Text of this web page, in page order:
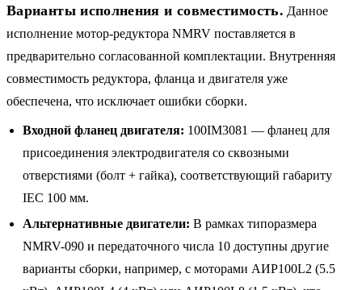
Варианты исполнения и совместимость. Данное
исполнение мотор-редуктора NMRV поставляется в
предварительно согласованной комплектации. Внутренняя
совместимость редуктора, фланца и двигателя уже
обеспечена, что исключает ошибки сборки.
Входной фланец двигателя: 100IM3081 — фланец для
присоединения электродвигателя со сквозными
отверстиями (болт + гайка), соответствующий габариту
IEC 100 мм.
Альтернативные двигатели: В рамках типоразмера
NMRV-090 и передаточного числа 10 доступны другие
варианты сборки, например, с моторами АИР100L2 (5.5